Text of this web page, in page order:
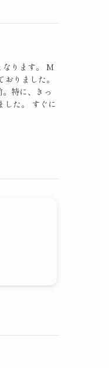
なります。 M
りました。
特に、きっ
した。 すぐに